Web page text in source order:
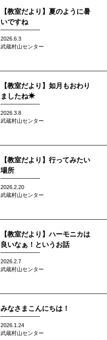
【教室だより】夏のように暑
いですね
2026.6.3
武蔵村山センター
【教室だより】如月もおわり
ましたね☀
2026.3.8
武蔵村山センター
【教室だより】行ってみたい
場所
2026.2.20
武蔵村山センター
【教室だより】ハーモニカは
良いなぁ！というお話
2026.2.7
武蔵村山センター
みなさまこんにちは！
2026.1.24
武蔵村山センター